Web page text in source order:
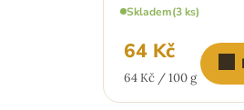
Skladem(3 ks)
64 Kč
Měrná
64 Kč / 100 g